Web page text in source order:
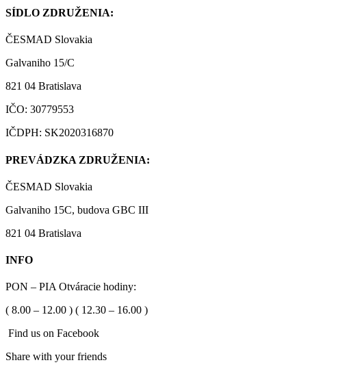
SÍDLO ZDRUŽENIA:
ČESMAD Slovakia
Galvaniho 15/C
821 04 Bratislava
IČO: 30779553
IČDPH: SK2020316870
PREVÁDZKA ZDRUŽENIA:
ČESMAD Slovakia
Galvaniho 15C, budova GBC III
821 04 Bratislava
INFO
PON – PIA Otváracie hodiny:
( 8.00 – 12.00 ) ( 12.30 – 16.00 )
Find us on Facebook
Share with your friends